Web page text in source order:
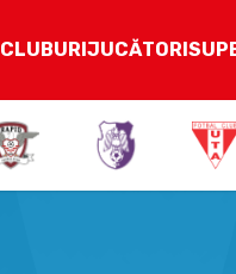
CLUBURIJUCĂTORI